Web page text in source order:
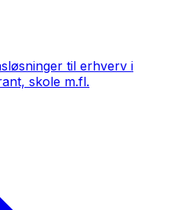
til erhverv i
skole m.fl.